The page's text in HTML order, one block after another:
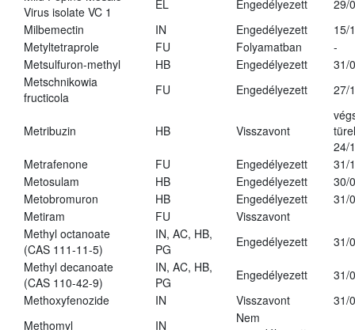
Virus isolate VC 1
EL Engedélyezett
29/
Milbemectin
IN Engedélyezett
15/
Metyltetraprole
FU Folyamatban
-
Metsulfuron-methyl
HB Engedélyezett
31/
Metschnikowia
fructicola
FU Engedélyezett 27/
Metribuzin HB Visszavont
24/
Metrafenone
FU Engedélyezett
31/
Metosulam
HB Engedélyezett
30/
Metobromuron
HB Engedélyezett
31/
Metiram
FU
Visszavont
Methyl octanoate
(CAS 111-11-5)
IN, AC, HB,
PG
Engedélyezett
31/
Methyl decanoate
(CAS 110-42-9)
IN, AC, HB,
PG
Engedélyezett
31/
Methoxyfenozide
IN Visszavont
31/
Methomyl
IN
Nem